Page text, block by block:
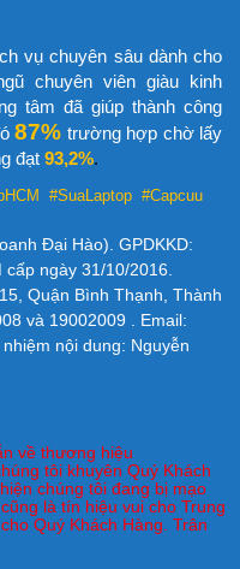
vụ chuyên sâu dành cho
chuyên viên giàu kinh
tâm đã giúp thành công
87% trường hợp chờ lấy
đạt 93,2%.
#SuaLaptop #Capcuu
Đại Hào). GPDKKD:
ngày 31/10/2016.
Quận Bình Thạnh, Thành
và 19002009 . Email:
nội dung: Nguyễn
về thương hiệu
tôi khuyên Quý Khách
chúng tôi đang bị mạo
là tín hiệu vui cho Trung
Quý Khách Hàng. Trân